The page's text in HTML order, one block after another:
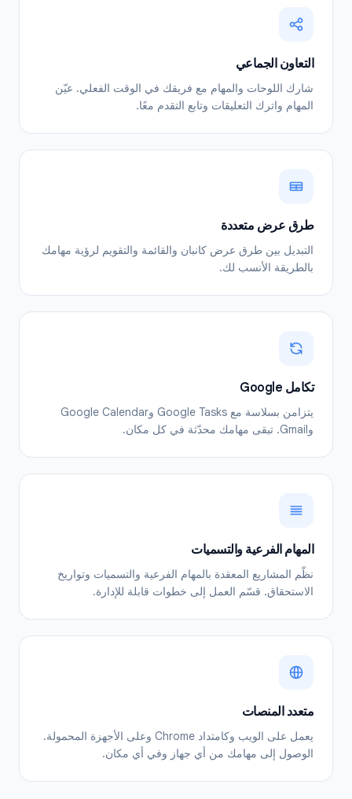
التعاون الجماعي
شارك اللوحات والمهام مع فريقك في الوقت الفعلي. عيّن
المهام واترك التعليقات وتابع التقدم معًا.
طرق عرض متعددة
التبديل بين طرق عرض كانبان والقائمة والتقويم لرؤية مهامك
بالطريقة الأنسب لك.
تكامل Google
يتزامن بسلاسة مع Google Tasks وGoogle Calendar
وGmail. تبقى مهامك محدّثة في كل مكان.
المهام الفرعية والتسميات
نظّم المشاريع المعقدة بالمهام الفرعية والتسميات وتواريخ
الاستحقاق. قسّم العمل إلى خطوات قابلة للإدارة.
متعدد المنصات
يعمل على الويب وكامتداد Chrome وعلى الأجهزة المحمولة.
الوصول إلى مهامك من أي جهاز وفي أي مكان.